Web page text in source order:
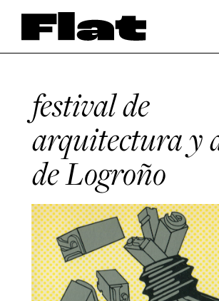
festival de
arquitectura y
de Logroño